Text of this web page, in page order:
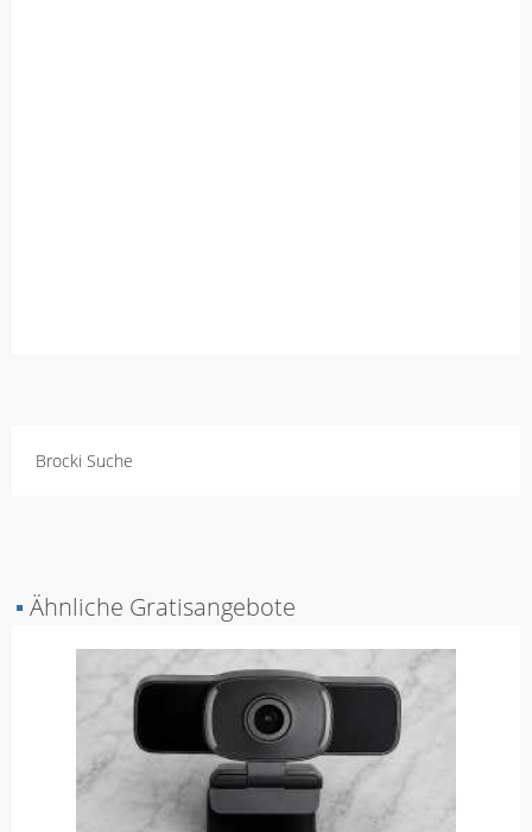
Brocki Suche
▪ Ähnliche Gratisangebote